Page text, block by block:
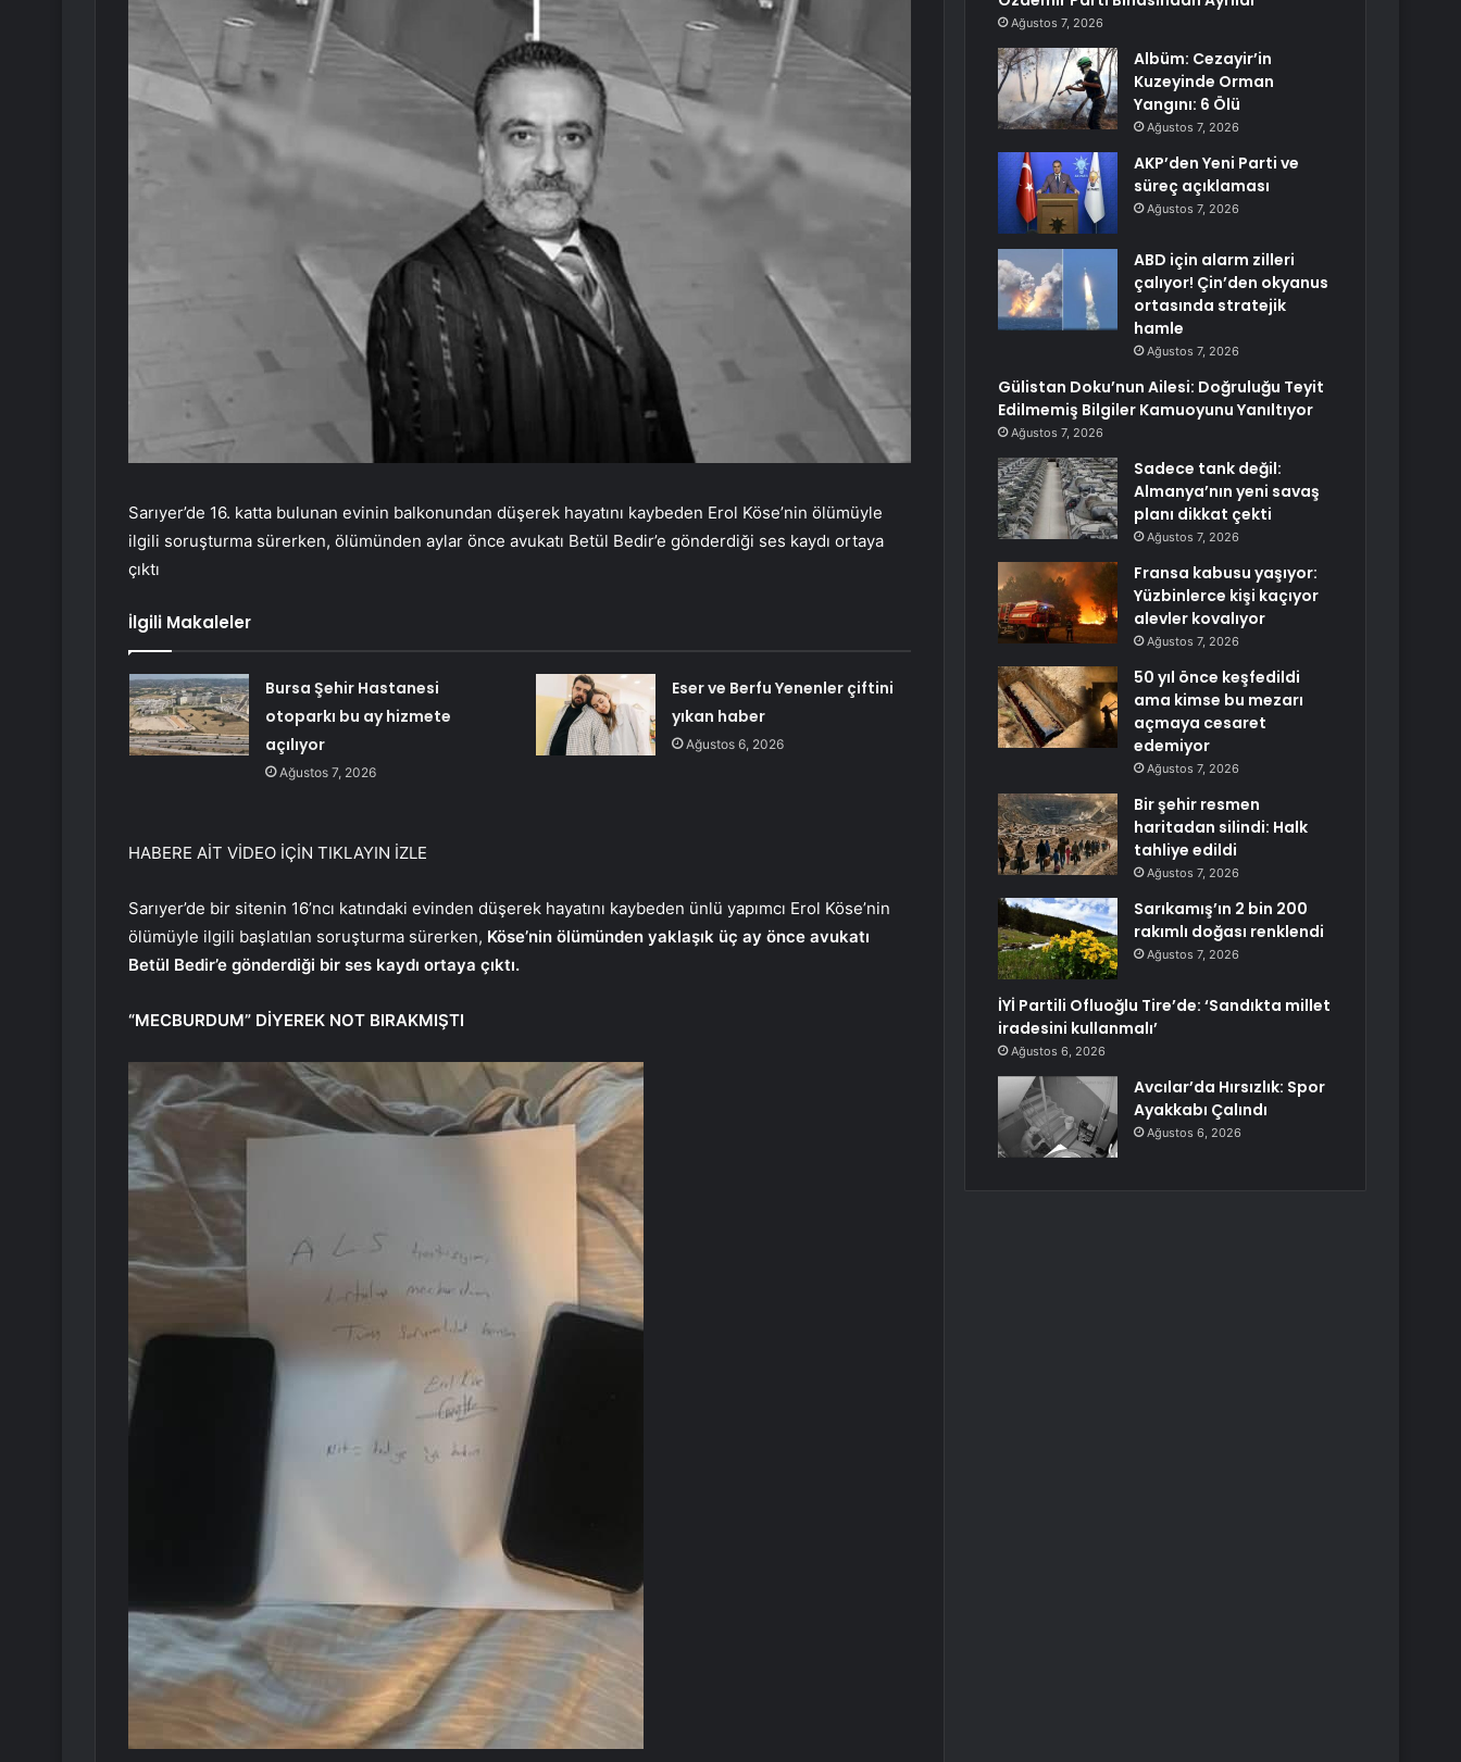
Sarıyer’de 16. katta bulunan evinin balkonundan düşerek hayatını kaybeden Erol Köse’nin ölümüyle
ilgili soruşturma sürerken, ölümünden aylar önce avukatı Betül Bedir’e gönderdiği ses kaydı ortaya
çıktı
İlgili Makaleler
Bursa Şehir Hastanesi
otoparkı bu ay hizmete
açılıyor
Ağustos 7, 2026
Eser ve Berfu Yenenler çiftini
yıkan haber
Ağustos 6, 2026
HABERE AİT VİDEO İÇİN TIKLAYIN İZLE
Sarıyer’de bir sitenin 16’ncı katındaki evinden düşerek hayatını kaybeden ünlü yapımcı Erol Köse’nin
ölümüyle ilgili başlatılan soruşturma sürerken, Köse’nin ölümünden yaklaşık üç ay önce avukatı
Betül Bedir’e gönderdiği bir ses kaydı ortaya çıktı.
“MECBURDUM” DİYEREK NOT BIRAKMIŞTI
Ağustos 7, 2026
Albüm: Cezayir’in
Kuzeyinde Orman
Yangını: 6 Ölü
Ağustos 7, 2026
AKP’den Yeni Parti ve
süreç açıklaması
Ağustos 7, 2026
ABD için alarm zilleri
çalıyor! Çin’den okyanus
ortasında stratejik
hamle
Ağustos 7, 2026
Gülistan Doku’nun Ailesi: Doğruluğu Teyit
Edilmemiş Bilgiler Kamuoyunu Yanıltıyor
Ağustos 7, 2026
Sadece tank değil:
Almanya’nın yeni savaş
planı dikkat çekti
Ağustos 7, 2026
Fransa kabusu yaşıyor:
Yüzbinlerce kişi kaçıyor
alevler kovalıyor
Ağustos 7, 2026
50 yıl önce keşfedildi
ama kimse bu mezarı
açmaya cesaret
edemiyor
Ağustos 7, 2026
Bir şehir resmen
haritadan silindi: Halk
tahliye edildi
Ağustos 7, 2026
Sarıkamış’ın 2 bin 200
rakımlı doğası renklendi
Ağustos 7, 2026
İYİ Partili Ofluoğlu Tire’de: ‘Sandıkta millet
iradesini kullanmalı’
Ağustos 6, 2026
Avcılar’da Hırsızlık: Spor
Ayakkabı Çalındı
Ağustos 6, 2026